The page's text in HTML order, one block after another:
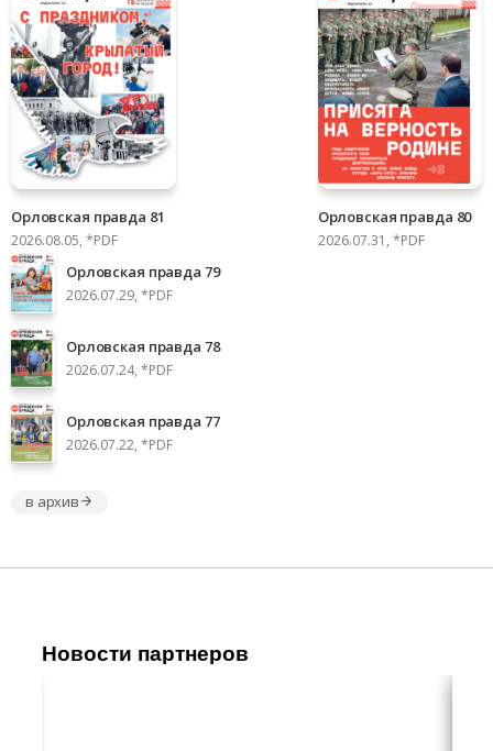
Орловская правда 81
2026.08.05, *PDF
Орловская правда 80
2026.07.31, *PDF
Орловская правда 79
2026.07.29, *PDF
Орловская правда 78
2026.07.24, *PDF
Орловская правда 77
2026.07.22, *PDF
в архив
Новости партнеров